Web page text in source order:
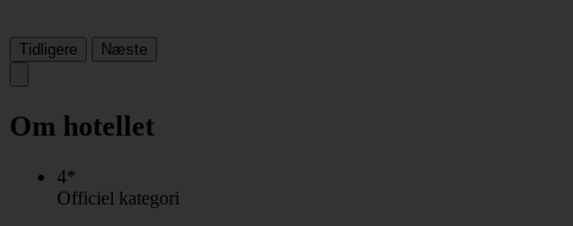
Tidligere Næste
Om hotellet
4*
Officiel kategori